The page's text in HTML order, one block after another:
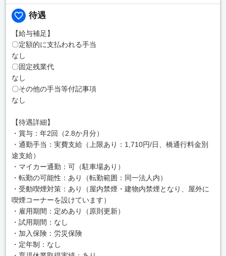
待遇
【給与補足】
〇定額的に支払われる手当
なし
〇固定残業代
なし
〇その他の手当等付記事項
なし
【待遇詳細】
・賞与：年2回（2.8か月分）
・通勤手当：実費支給（上限あり：1,710円/日、橋通行料金別
途支給）
・マイカー通勤：可（駐車場あり）
・転勤の可能性：あり（転勤範囲：同一法人内）
・受動喫煙対策：あり（屋内禁煙・建物内禁煙となり、屋外に
喫煙コーナーを設けています）
・雇用期間：定めあり（原則更新）
・試用期間：なし
・加入保険：労災保険
・定年制：なし